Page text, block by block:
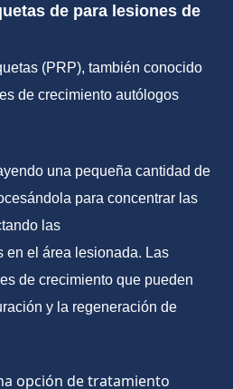
de para lesiones de
(PRP), también conocido
de crecimiento autólogos
una pequeña cantidad de
para concentrar las
las
en el área lesionada. Las
de crecimiento que pueden
y la regeneración de
opción de tratamiento